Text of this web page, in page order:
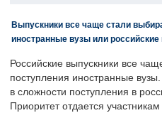
Выпускники все чаще стали
иностранные вузы или
Российские выпускники все
поступления иностранные
в сложности поступления в
Приоритет отдается